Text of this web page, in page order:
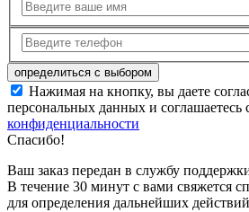
Нажимая на кнопку, вы даете
персональных данных и соглашаетесь
конфиденциальности
Спасибо!
Ваш заказ передан в службу
В течение 30 минут с вами свяжется
для определения дальнейших действий